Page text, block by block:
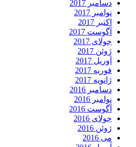
دسامبر 2017
نوامبر 2017
اکتبر 2017
آگوست 2017
جولای 2017
ژوئن 2017
آوریل 2017
فوریه 2017
ژانویه 2017
دسامبر 2016
نوامبر 2016
آگوست 2016
جولای 2016
ژوئن 2016
می 2016